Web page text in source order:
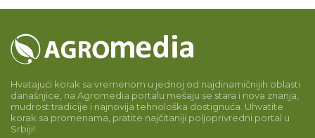
Hvatajući korak sa vremenom u jednoj od najdinamičnijih oblasti
današnjice, na Agromedia portalu mešaju se stara i nova znanja,
mudrost tradicije i najnovija tehnološka dostignuća. Uhvatite
korak sa promenama, pratite najčitaniji poljoprivredni portal u
Srbiji!